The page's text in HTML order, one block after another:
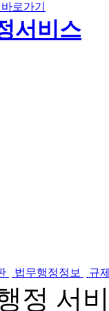
로가기
법무행정정보 규
정 서